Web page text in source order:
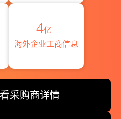
4亿+
海外企业工商信息
采购商详情